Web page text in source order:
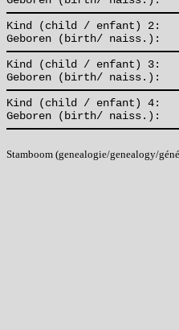
Kind (child / enfant) 2:
Geboren (birth/ naiss.):
Kind (child / enfant) 3:
Geboren (birth/ naiss.):
Kind (child / enfant) 4:
Geboren (birth/ naiss.):
Stamboom (genealogie/genealogy/